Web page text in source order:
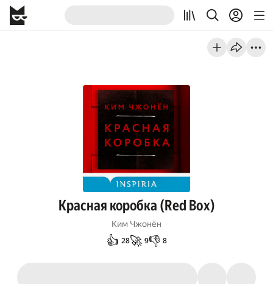
Красная коробка (Red Box)
Ким Чжонён
👍 28🚀 9👎 8